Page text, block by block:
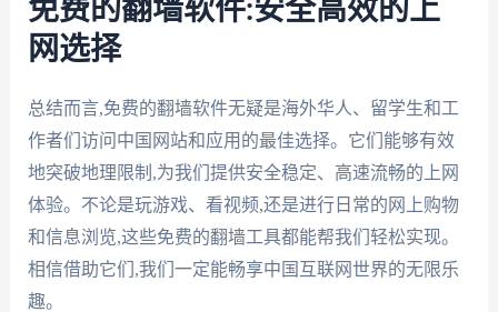
免费的翻墙软件:安全高效的上
网选择
总结而言,免费的翻墙软件无疑是海外华人、留学生和工
作者们访问中国网站和应用的最佳选择。它们能够有效
地突破地理限制,为我们提供安全稳定、高速流畅的上网
体验。不论是玩游戏、看视频,还是进行日常的网上购物
和信息浏览,这些免费的翻墙工具都能帮我们轻松实现。
相信借助它们,我们一定能畅享中国互联网世界的无限乐
趣。